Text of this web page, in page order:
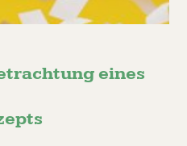
eines